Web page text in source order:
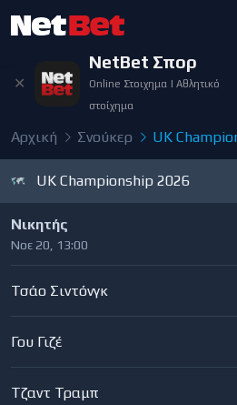
✕
NetBet Σπορ
Online Στοιχημα | Αθλητικό
στοίχημα
Αρχική Σνούκερ UK
UK Championship 2026
Νικητής
Νοε 20, 13:00
Τσάο Σιντόνγκ
Γου Γιζέ
Τζαντ Τραμπ